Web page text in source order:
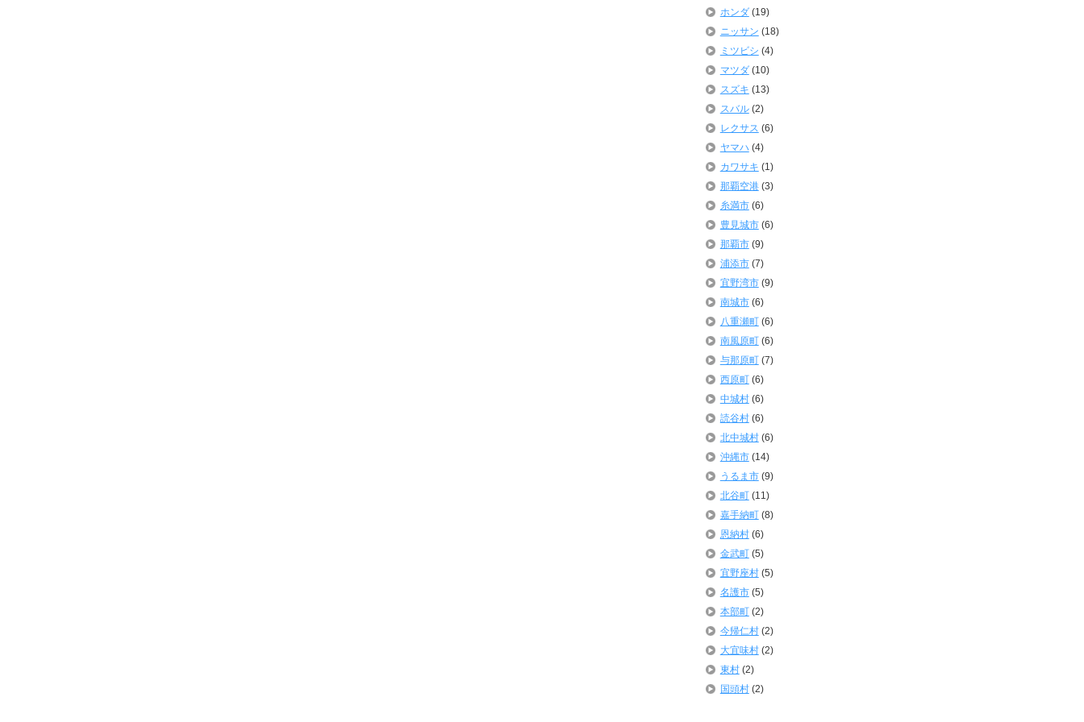
ホンダ(19)
ニッサン (18)
ミツビシ (4)
マツダ(10)
スズキ (13)
スバル(2)
レクサス (6)
ヤマハ (4)
カワサキ (1)
那覇空港(3)
糸満市(6)
豊見城市(6)
那覇市(9)
浦添市(7)
宜野湾市(9)
南城市(6)
八重瀬町(6)
南風原町(6)
与那原町(7)
西原町(6)
中城村(6)
読谷村(6)
北中城村(6)
沖縄市(14)
うるま市(9)
北谷町(11)
嘉手納町(8)
恩納村(6)
金武町(5)
宜野座村(5)
名護市(5)
本部町(2)
今帰仁村(2)
大宜味村(2)
東村(2)
国頭村(2)